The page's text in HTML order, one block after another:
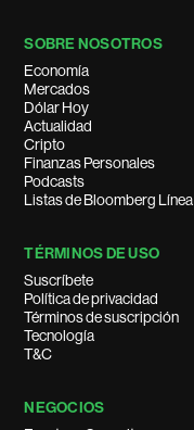
SOBRE NOSOTROS
Economía
Mercados
Dólar Hoy
Actualidad
Cripto
Finanzas Personales
Podcasts
Listas de Bloomberg Línea
TÉRMINOS DE USO
Suscríbete
Política de privacidad
Términos de suscripción
Tecnología
T&C
NEGOCIOS